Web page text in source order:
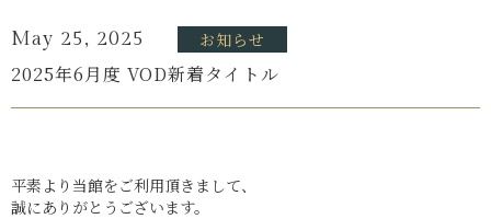
May 25, 2025 お知らせ
2025年6月度 VOD新着タイトル
平素より当館をご利用頂きまして、
誠にありがとうございます。